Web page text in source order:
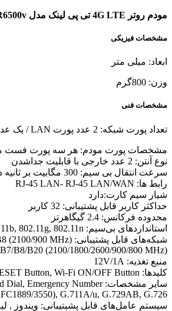
مودم روتر 4G LTE تی پی لینک مدل TL-MR6500v
مشخصات فیزیکی
ابعاد: میلی متر
وزن: 800گرم
مشخصات فنی
تعداد پورت شبکه: 2 عدد پورت LAN / یک عدد پورت LAN/WAN
مشخصات پورت مودم: هر سه پورت فست
نوع آنتن: 2 عدد خارجی با قابلیت جداشدن
سرعت انتقال بی سیم: 300 مگابیت بر ثانیه در باند 2.4
رابط ها: RJ-45 LAN- RJ-45 LAN/WAN
شیار سیم کارت:دارد
حداکثر کاربر قابل پشتیبانی: 32 کاربر
محدوده فرکانس: 2.4 گیگاهرتز
استانداردهای بی‌سیم: IEEE 802.11b, 802.11g, 802.11n
شبکه‌های قابل پشتیبانی: 3G: DC-HSPA+/HSPA+/HSPA/UMTS B1/B8 (2100/900 MHz)
B8/B20 (2100/1800/2600/900/800 MHz)
منبع تغذیه: 12V/1A
کلیدها: WPS/RESET Button, Wi-Fi ON/OFF Button
سایر مشخصات: Call Blocking, Anonymous Call Blocks, Speed Dial, Emergency Number
3550), G.711A/u, G.729AB, G.726
سیستم عامل‌های قابل پشیتیبانی: ویندوز ,